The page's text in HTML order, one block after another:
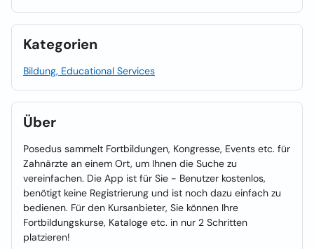
Kategorien
Bildung, Educational Services
Über
Posedus sammelt Fortbildungen, Kongresse, Events etc. für
Zahnärzte an einem Ort, um Ihnen die Suche zu
vereinfachen. Die App ist für Sie - Benutzer kostenlos,
benötigt keine Registrierung und ist noch dazu einfach zu
bedienen. Für den Kursanbieter, Sie können Ihre
Fortbildungskurse, Kataloge etc. in nur 2 Schritten
platzieren!